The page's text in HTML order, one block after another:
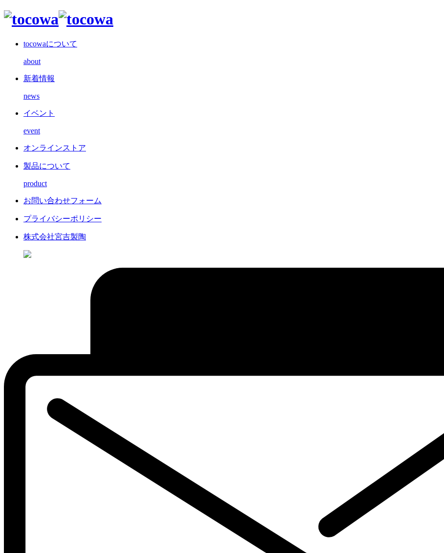
tocowaについて
about
新着情報
news
イベント
event
オンラインストア
製品について
product
お問い合わせフォーム
プライバシーポリシー
株式会社宮吉製陶